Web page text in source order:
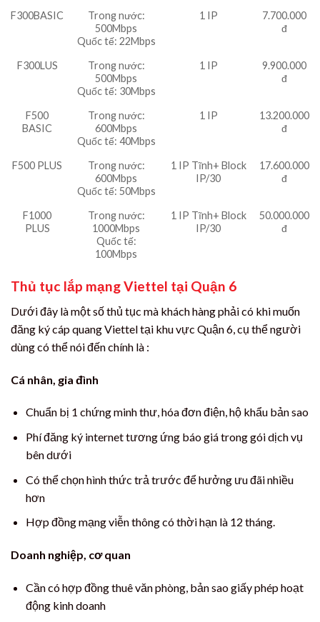
F300BASIC
Trong nước:
500Mbps
Quốc tế: 22Mbps
1 IP
7.700.000
đ
F300LUS
Trong nước:
500Mbps
Quốc tế: 30Mbps
1 IP
9.900.000
đ
F500
BASIC
Trong nước:
600Mbps
Quốc tế: 40Mbps
1 IP
13.200.000
đ
F500 PLUS
Trong nước:
600Mbps
Quốc tế: 50Mbps
1 IP Tĩnh+ Block
IP/30
17.600.000
đ
F1000
PLUS
Trong nước:
1000Mbps
Quốc tế:
100Mbps
1 IP Tĩnh+ Block
IP/30
50.000.000
đ
Thủ tục lắp mạng Viettel tại Quận 6
Dưới đây là một số thủ tục mà khách hàng phải có khi muốn
đăng ký cáp quang Viettel tại khu vực Quận 6, cụ thể người
dùng có thể nói đến chính là :
Cá nhân, gia đình
Chuẩn bị 1 chứng minh thư, hóa đơn điện, hộ khẩu bản sao
Phí đăng ký internet tương ứng báo giá trong gói dịch vụ
bên dưới
Có thể chọn hình thức trả trước để hưởng ưu đãi nhiều
hơn
Hợp đồng mạng viễn thông có thời hạn là 12 tháng.
Doanh nghiệp, cơ quan
Cần có hợp đồng thuê văn phòng, bản sao giấy phép hoạt
động kinh doanh